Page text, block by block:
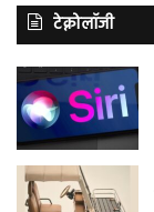
टेक्नोलॉजी